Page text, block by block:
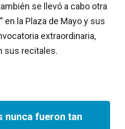
se llevó a cabo otra
en la Plaza de Mayo y sus
extraordinaria,
sus recitales.
nunca fueron tan